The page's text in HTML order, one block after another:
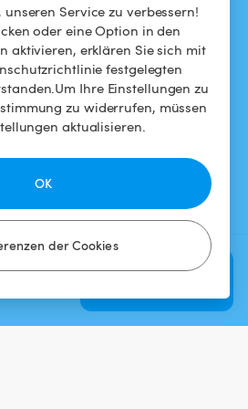
Service zu verbessern!
oder eine Option in den
aktivieren, erklären Sie sich mit
festgelegten
Ihre Einstellungen zu
zu widerrufen, müssen
aktualisieren.
der Cookies
OK
Verfügbarkeit
So funktioniert's
FOLGEN SIE UNS
Facebook
Instagram